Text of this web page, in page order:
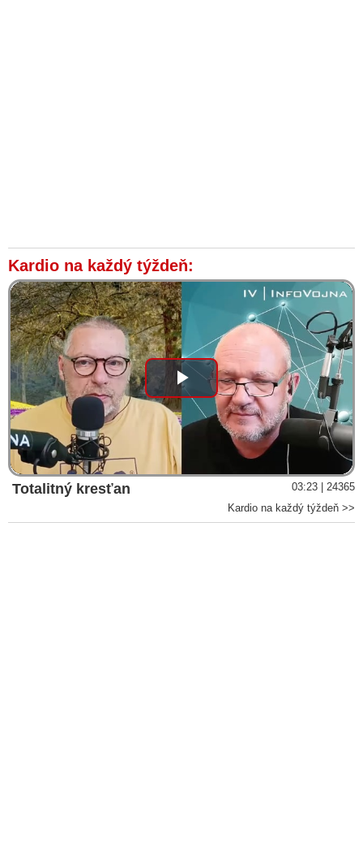
Kardio na každý týždeň:
Play
Video
Totalitný kresťan
03:23 | 24365
Kardio na každý týždeň >>